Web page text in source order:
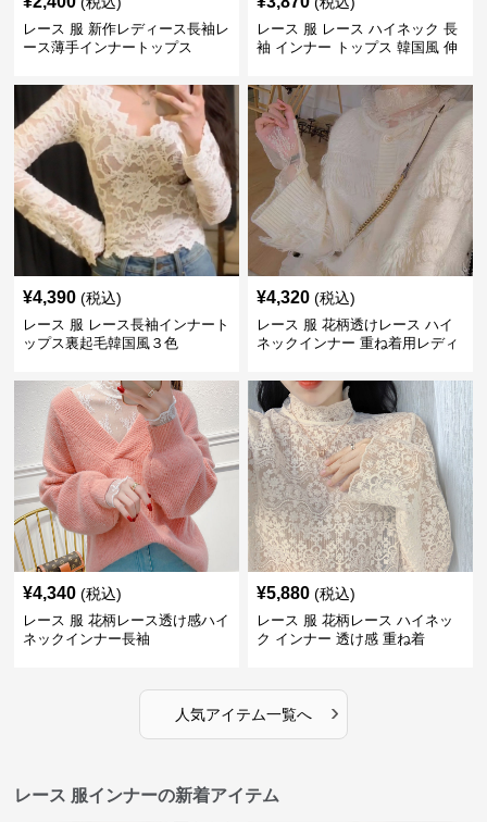
レース 服 新作レディース長袖レ
ース薄手インナートップス
レース 服 レース ハイネック 長
袖 インナー トップス 韓国風 伸
¥4,390 (税込)
レース 服 レース長袖インナート
ップス裏起毛韓国風３色
¥4,320 (税込)
レース 服 花柄透けレース ハイ
ネックインナー 重ね着用レディ
¥4,340 (税込)
レース 服 花柄レース透け感ハイ
ネックインナー長袖
¥5,880 (税込)
レース 服 花柄レース ハイネッ
ク インナー 透け感 重ね着
人気アイテム一覧へ ›
レース 服インナーの新着アイテム